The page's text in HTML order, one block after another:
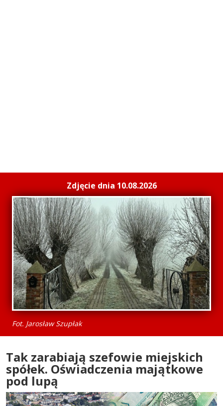
Zdjęcie dnia 10.08.2026
Fot. Jarosław Szupłak
Tak zarabiają szefowie miejskich
spółek. Oświadczenia majątkowe
pod lupą